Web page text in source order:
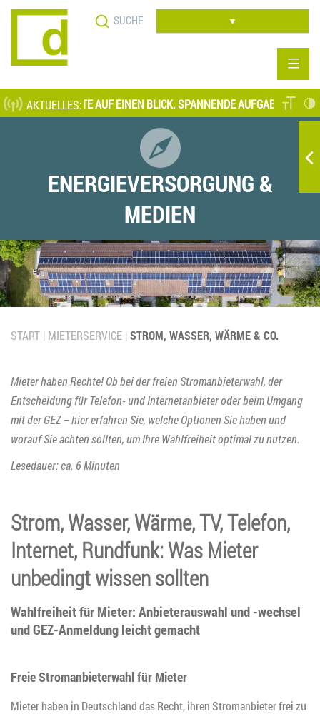
Direkt
Suche ▼
AKTUELLES:AUF EINEN BLICK. SPANNENDE AUFGABENFELDER
ENERGIEVERSORGUNG &
MEDIEN
START MIETERSERVICE STROM, WASSER, WÄRME & CO.
Mieter haben Rechte! Ob bei der freien Stromanbieterwahl, der
Entscheidung für Telefon- und Internetanbieter oder beim Umgang
mit der GEZ – hier erfahren Sie, welche Optionen Sie haben und
worauf Sie achten sollten, um Ihre Wahlfreiheit optimal zu nutzen.
Lesedauer: ca. 6 Minuten
Strom, Wasser, Wärme, TV, Telefon,
Internet, Rundfunk: Was Mieter
unbedingt wissen sollten
Wahlfreiheit für Mieter: Anbieterauswahl und -wechsel
und GEZ-Anmeldung leicht gemacht
Freie Stromanbieterwahl für Mieter
Mieter haben in Deutschland das Recht, ihren Stromanbieter frei zu